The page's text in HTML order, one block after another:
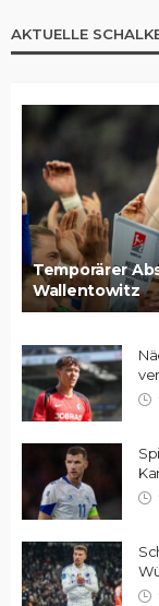
AKTUELLE
Temporärer
Wallentowitz